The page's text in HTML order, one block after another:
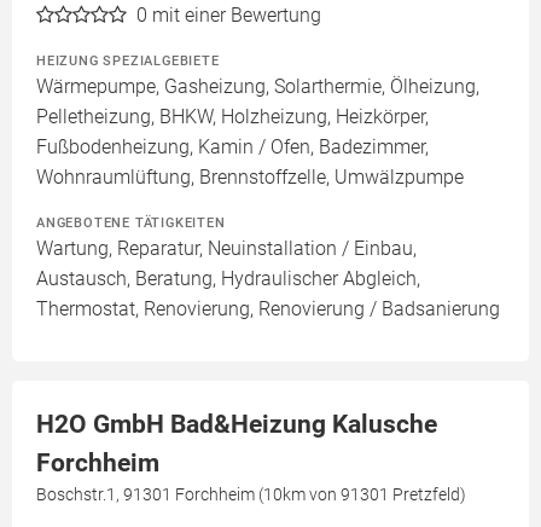
0 mit einer Bewertung
HEIZUNG SPEZIALGEBIETE
Wärmepumpe, Gasheizung, Solarthermie, Ölheizung,
Pelletheizung, BHKW, Holzheizung, Heizkörper,
Fußbodenheizung, Kamin / Ofen, Badezimmer,
Wohnraumlüftung, Brennstoffzelle, Umwälzpumpe
ANGEBOTENE TÄTIGKEITEN
Wartung, Reparatur, Neuinstallation / Einbau,
Austausch, Beratung, Hydraulischer Abgleich,
Thermostat, Renovierung, Renovierung / Badsanierung
H2O GmbH Bad&Heizung Kalusche
Forchheim
Boschstr.1, 91301 Forchheim (10km von 91301 Pretzfeld)